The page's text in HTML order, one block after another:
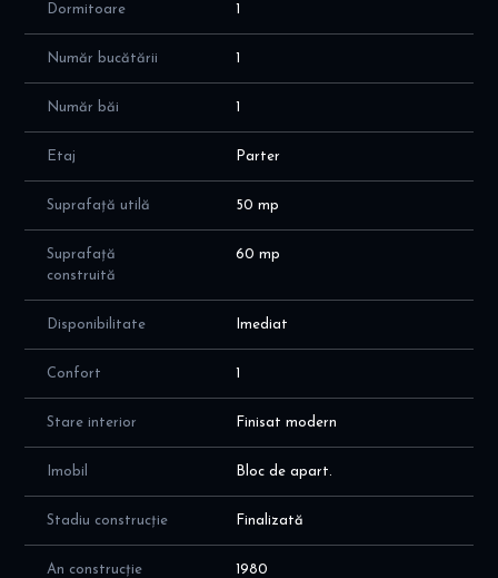
Chirie: 400 €/lună
Garanție: 600 € (returnabilă la finalul contractului)
rugăm să ne contactați.
Dormitoare 1
Număr bucătării 1
Număr băi 1
Etaj Parter
Suprafață utilă 50 mp
Suprafață
construită
60 mp
Disponibilitate Imediat
Confort 1
Stare interior Finisat modern
Imobil Bloc de apart.
Stadiu construcție Finalizată
An construcție 1980